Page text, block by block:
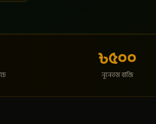
৳৫০০
ন্যূনতম বাজি